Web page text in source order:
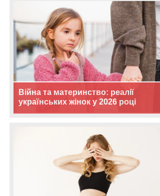
Війна та материнство: реалії
українських жінок у 2026 році